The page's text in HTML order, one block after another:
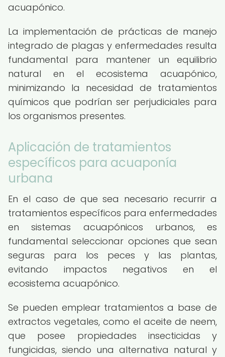
acuapónico.
La implementación de prácticas de manejo
integrado de plagas y enfermedades resulta
fundamental para mantener un equilibrio
natural en el ecosistema acuapónico,
minimizando la necesidad de tratamientos
químicos que podrían ser perjudiciales para
los organismos presentes.
Aplicación de tratamientos
específicos para acuaponía
urbana
En el caso de que sea necesario recurrir a
tratamientos específicos para enfermedades
en sistemas acuapónicos urbanos, es
fundamental seleccionar opciones que sean
seguras para los peces y las plantas,
evitando impactos negativos en el
ecosistema acuapónico.
Se pueden emplear tratamientos a base de
extractos vegetales, como el aceite de neem,
que posee propiedades insecticidas y
fungicidas, siendo una alternativa natural y